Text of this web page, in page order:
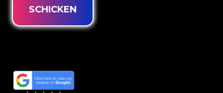
SCHICKEN